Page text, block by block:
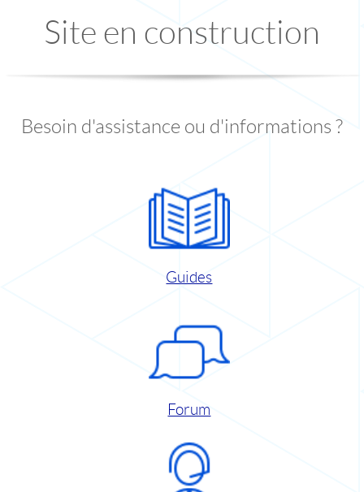
Site en construction
Besoin d'assistance ou d'informations ?
Guides
Forum